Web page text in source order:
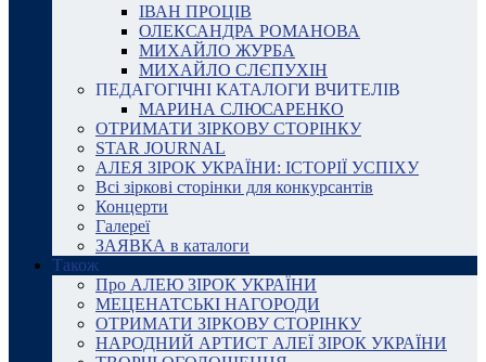
ІВАН ПРОЦІВ
ОЛЕКСАНДРА РОМАНОВА
МИХАЙЛО ЖУРБА
МИХАЙЛО СЛЄПУХІН
ПЕДАГОГІЧНІ КАТАЛОГИ ВЧИТЕЛІВ
МАРИНА СЛЮСАРЕНКО
ОТРИМАТИ ЗІРКОВУ СТОРІНКУ
STAR JOURNAL
АЛЕЯ ЗІРОК УКРАЇНИ: ІСТОРІЇ УСПІХУ
Всі зіркові сторінки для конкурсантів
Концерти
Галереї
ЗАЯВКА в каталоги
Також
Про АЛЕЮ ЗІРОК УКРАЇНИ
МЕЦЕНАТСЬКІ НАГОРОДИ
ОТРИМАТИ ЗІРКОВУ СТОРІНКУ
НАРОДНИЙ АРТИСТ АЛЕЇ ЗІРОК УКРАЇНИ